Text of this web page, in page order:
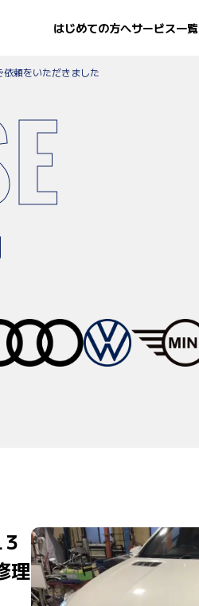
はじめての方へサービス一覧
頼をいただきました
理